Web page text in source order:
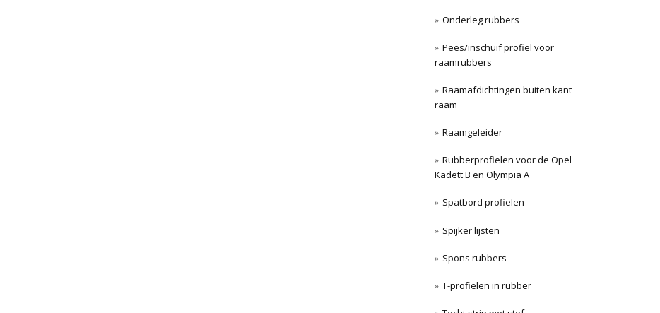
Onderleg rubbers
Pees/inschuif profiel voor
raamrubbers
Raamafdichtingen buiten kant
raam
Raamgeleider
Rubberprofielen voor de Opel
Kadett B en Olympia A
Spatbord profielen
Spijker lijsten
Spons rubbers
T-profielen in rubber